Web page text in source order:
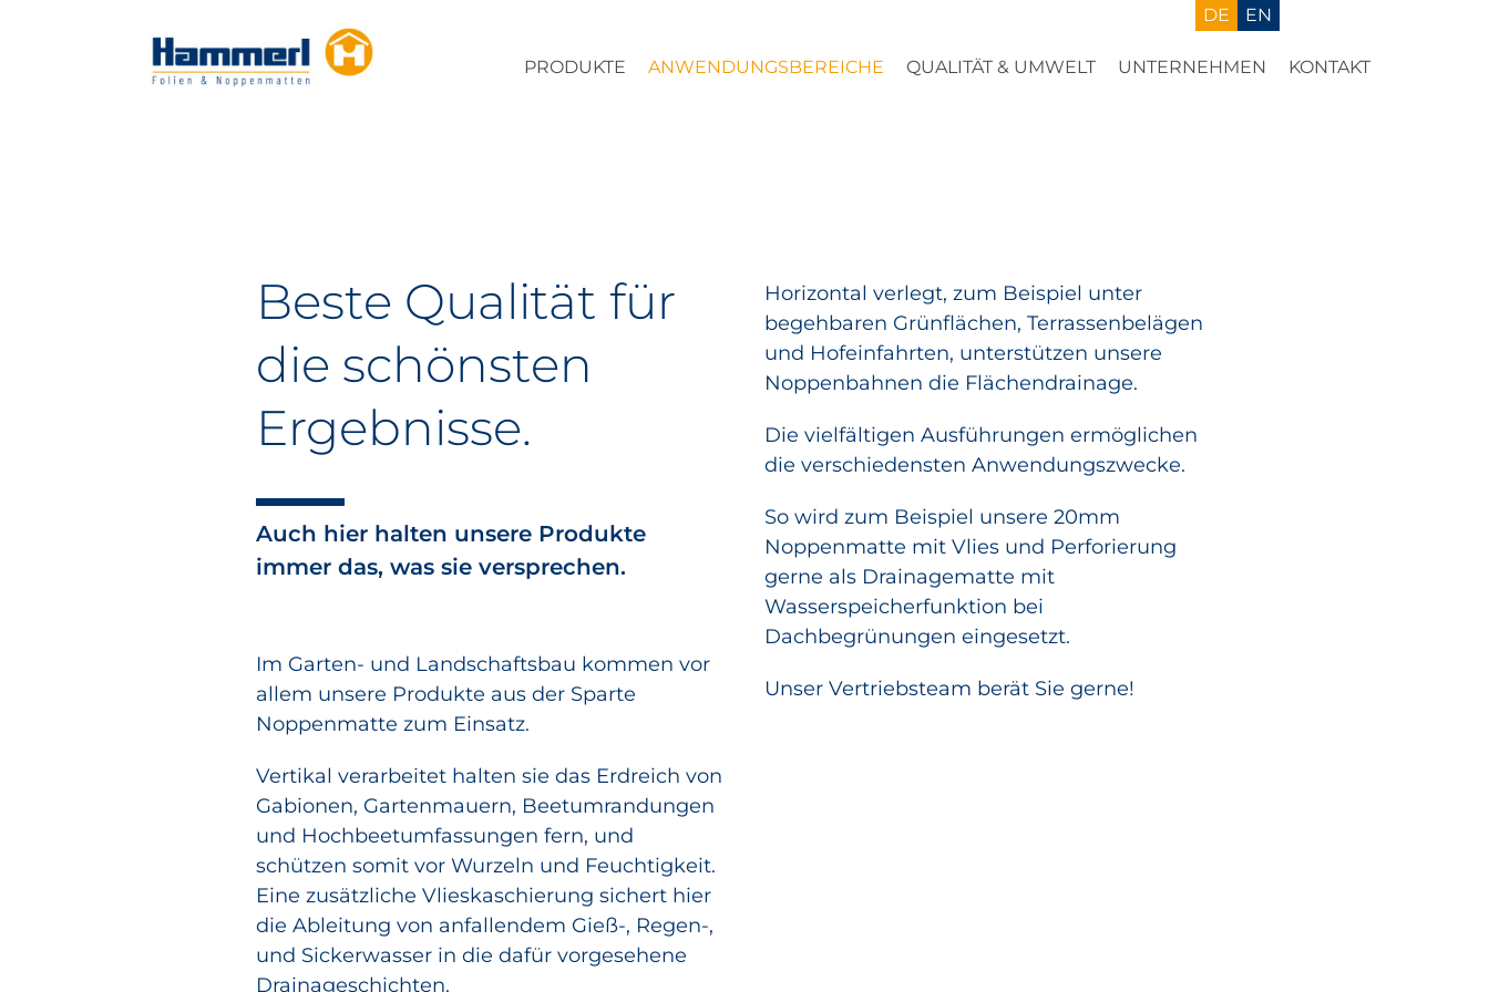
DE EN
PRODUKTE ANWENDUNGSBEREICHE QUALITÄT & UMWELT UNTERNEHMEN KONTAKT
Beste Qualität für
die schönsten
Ergebnisse.
Auch hier halten unsere Produkte
immer das, was sie versprechen.
Im Garten- und Landschaftsbau kommen vor
allem unsere Produkte aus der Sparte
Noppenmatte zum Einsatz.
Vertikal verarbeitet halten sie das Erdreich von
Gabionen, Gartenmauern, Beetumrandungen
und Hochbeetumfassungen fern, und
schützen somit vor Wurzeln und Feuchtigkeit.
Eine zusätzliche Vlieskaschierung sichert hier
die Ableitung von anfallendem Gieß-, Regen-,
und Sickerwasser in die dafür vorgesehene
Drainageschichten.
Horizontal verlegt, zum Beispiel unter
begehbaren Grünflächen, Terrassenbelägen
und Hofeinfahrten, unterstützen unsere
Noppenbahnen die Flächendrainage.
Die vielfältigen Ausführungen ermöglichen
die verschiedensten Anwendungszwecke.
So wird zum Beispiel unsere 20mm
Noppenmatte mit Vlies und Perforierung
gerne als Drainagematte mit
Wasserspeicherfunktion bei
Dachbegrünungen eingesetzt.
Unser Vertriebsteam berät Sie gerne!